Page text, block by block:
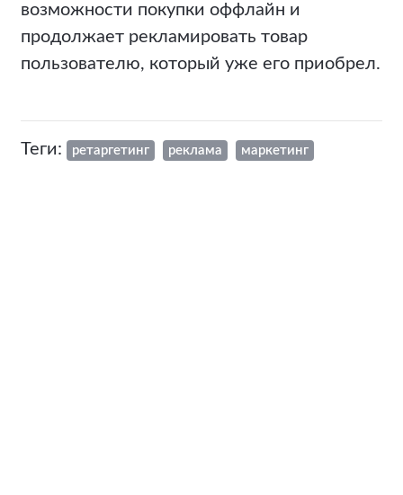
возможности покупки оффлайн и
продолжает рекламировать товар
пользователю, который уже его приобрел.
Теги: ретаргетинг реклама маркетинг